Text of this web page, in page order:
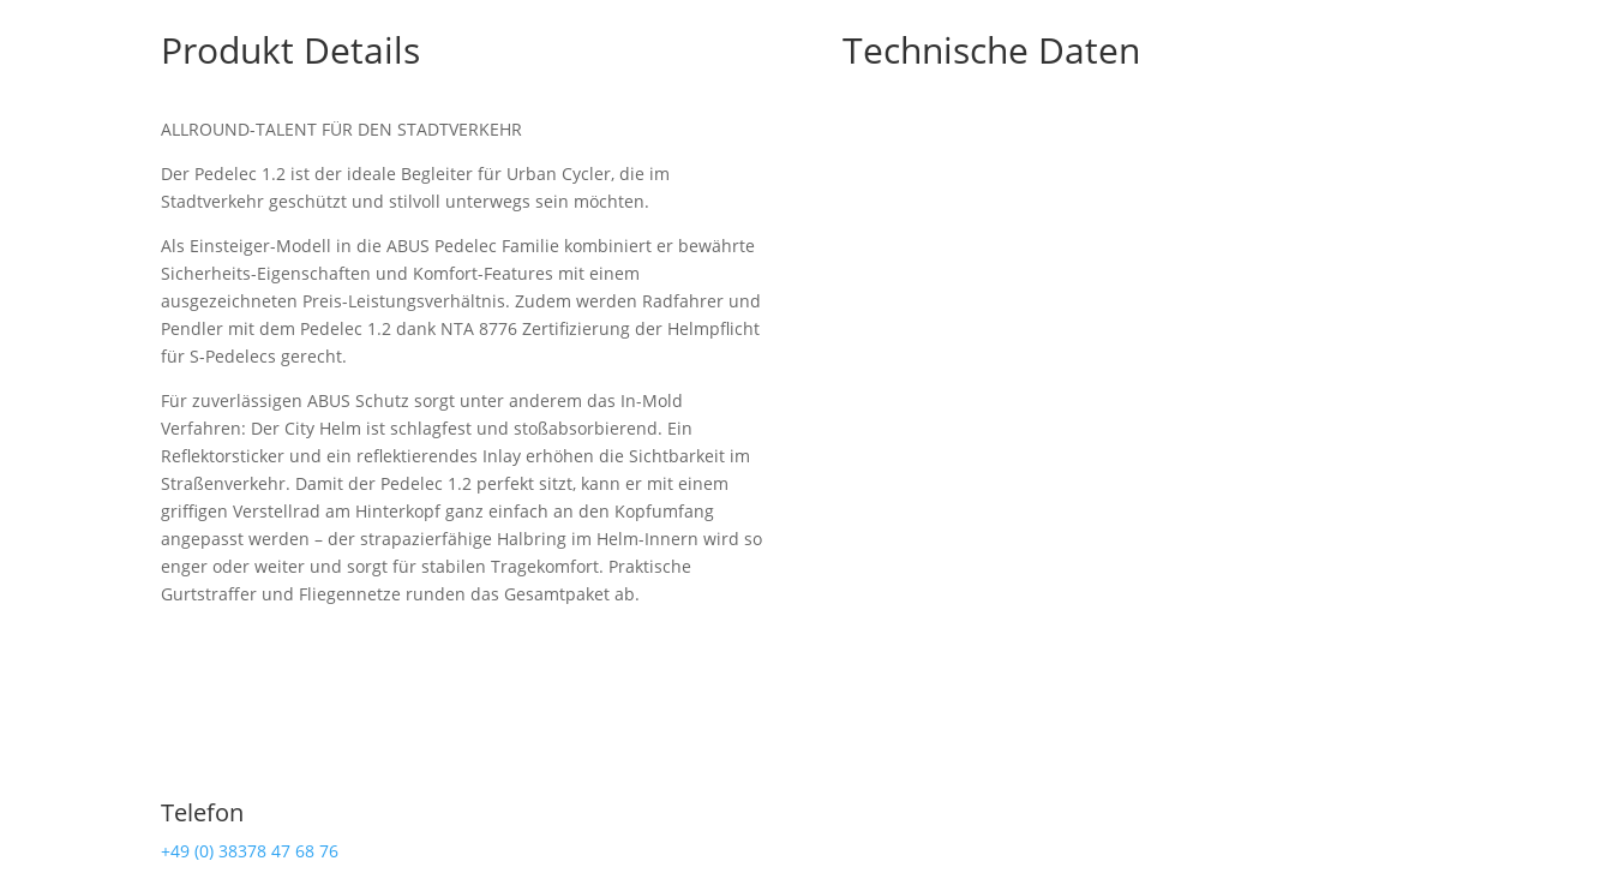
Produkt Details
ALLROUND-TALENT FÜR DEN STADTVERKEHR
Der Pedelec 1.2 ist der ideale Begleiter für Urban Cycler, die im
Stadtverkehr geschützt und stilvoll unterwegs sein möchten.
Als Einsteiger-Modell in die ABUS Pedelec Familie kombiniert er bewährte
Sicherheits-Eigenschaften und Komfort-Features mit einem
ausgezeichneten Preis-Leistungsverhältnis. Zudem werden Radfahrer und
Pendler mit dem Pedelec 1.2 dank NTA 8776 Zertifizierung der Helmpflicht
für S-Pedelecs gerecht.
Für zuverlässigen ABUS Schutz sorgt unter anderem das In-Mold
Verfahren: Der City Helm ist schlagfest und stoßabsorbierend. Ein
Reflektorsticker und ein reflektierendes Inlay erhöhen die Sichtbarkeit im
Straßenverkehr. Damit der Pedelec 1.2 perfekt sitzt, kann er mit einem
griffigen Verstellrad am Hinterkopf ganz einfach an den Kopfumfang
angepasst werden – der strapazierfähige Halbring im Helm-Innern wird so
enger oder weiter und sorgt für stabilen Tragekomfort. Praktische
Gurtstraffer und Fliegennetze runden das Gesamtpaket ab.
Technische Daten
Telefon
+49 (0) 38378 47 68 76